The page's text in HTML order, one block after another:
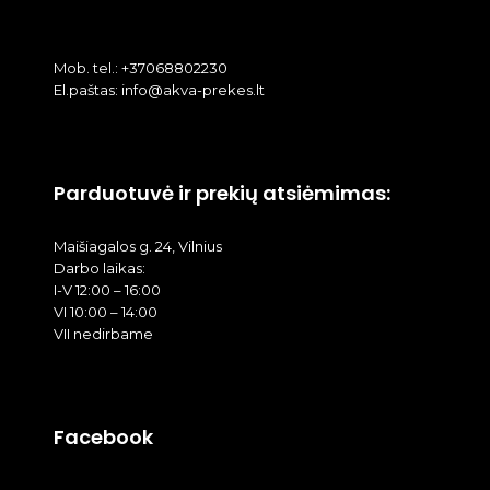
Mob. tel.: +37068802230
El.paštas: info@akva-prekes.lt
Parduotuvė ir prekių atsiėmimas:
Maišiagalos g. 24, Vilnius
Darbo laikas:
I-V 12:00 – 16:00
VI 10:00 – 14:00
VII nedirbame
Facebook